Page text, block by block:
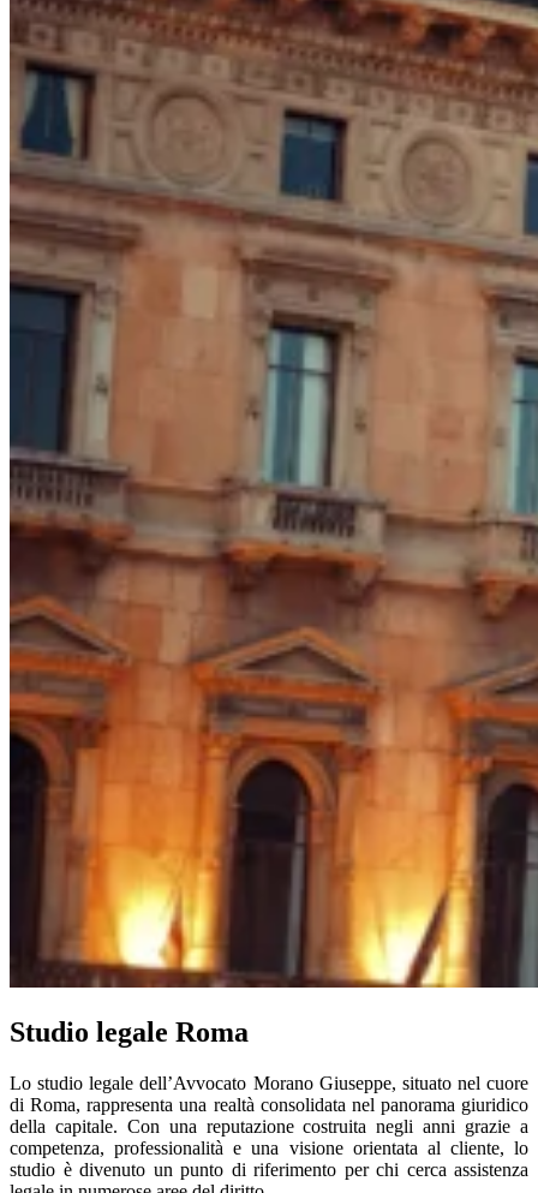
Studio legale Roma
Lo studio legale dell’Avvocato Morano Giuseppe, situato nel cuore
di Roma, rappresenta una realtà consolidata nel panorama giuridico
della capitale. Con una reputazione costruita negli anni grazie a
competenza, professionalità e una visione orientata al cliente, lo
studio è divenuto un punto di riferimento per chi cerca assistenza